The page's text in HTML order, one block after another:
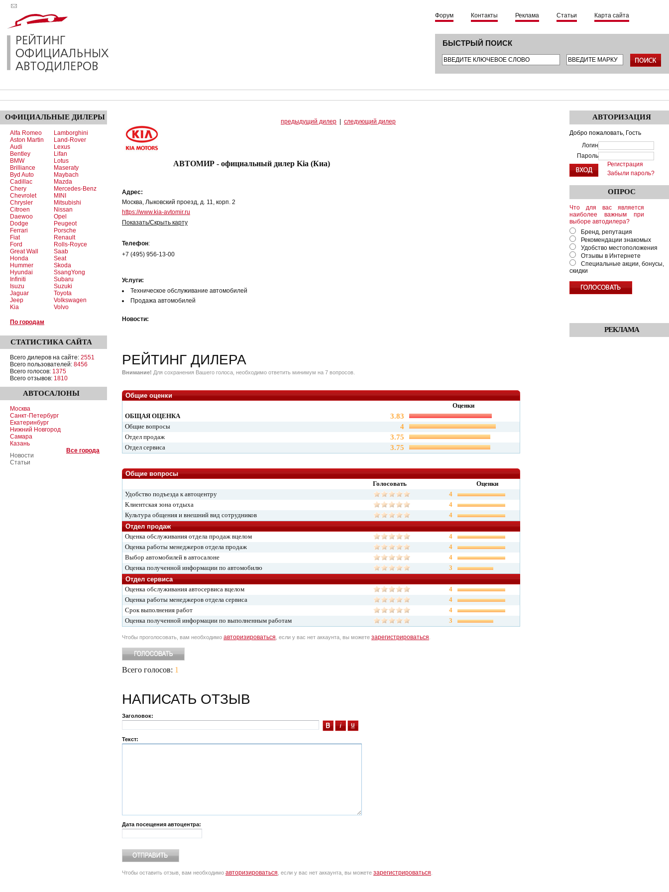
Форум Контакты Реклама Статьи Карта сайта
БЫСТРЫЙ ПОИСК
ОФИЦИАЛЬНЫЕ ДИЛЕРЫ
Alfa Romeo
Aston Martin
Audi
Bentley
BMW
Brilliance
Byd Auto
Cadillac
Chery
Chevrolet
Chrysler
Citroen
Daewoo
Dodge
Ferrari
Fiat
Ford
Great Wall
Honda
Hummer
Hyundai
Infiniti
Isuzu
Jaguar
Jeep
Kia
Lamborghini
Land-Rover
Lexus
Lifan
Lotus
Maseraty
Maybach
Mazda
Mercedes-Benz
MINI
Mitsubishi
Nissan
Opel
Peugeot
Porsche
Renault
Rolls-Royce
Saab
Seat
Skoda
SsangYong
Subaru
Suzuki
Toyota
Volkswagen
Volvo
По городам
СТАТИСТИКА САЙТА
Всего дилеров на сайте: 2551
Всего пользователей: 8456
Всего голосов: 1375
Всего отзывов: 1810
АВТОСАЛОНЫ
Москва
Санкт-Петербург
Екатеринбург
Нижний Новгород
Самара
Казань
Все города
Новости
Статьи
АВТОРИЗАЦИЯ
Добро пожаловать, Гость
Логин
Пароль
Регистрация
Забыли пароль?
ОПРОС
Что для вас является
наиболее важным при
выборе автодилера?
Бренд, репутация
Рекомендации знакомых
Удобство местоположения
Отзывы в Интернете
Специальные акции, бонусы,
скидки
РЕКЛАМА
предыдущий дилер следующий дилер
АВТОМИР - официальный дилер Kia (Киа)
Адрес:
Москва, Лыковский проезд, д. 11, корп. 2
https://www.kia-avtomir.ru
Показать/Скрыть карту
Телефон:
+7 (495) 956-13-00
Услуги:
Техническое обслуживание автомобилей
Продажа автомобилей
Новости:
РЕЙТИНГ ДИЛЕРА
Внимание! Для сохранения Вашего голоса, необходимо ответить минимум на 7 вопросов.
Общие оценки
Оценки
ОБЩАЯ ОЦЕНКА
3.83
Общие вопросы 4
Отдел продаж 3.75
Отдел сервиса 3.75
Общие вопросы
Голосовать
Оценки
Удобство подъезда к автоцентру
4
Клиентская зона отдыха
4
Культура общения и внешний вид сотрудников
4
Отдел продаж
Оценка обслуживания отдела продаж вцелом
4
Оценка работы менеджеров отдела продаж
4
Выбор автомобилей в автосалоне
4
Оценка полученной информации по автомобилю
3
Отдел сервиса
Оценка обслуживания автосервиса вцелом
4
Оценка работы менеджеров отдела сервиса
4
Срок выполнения работ
4
Оценка полученной информации по выполненным работам
3
Чтобы проголосовать, вам необходимо авторизироваться , если у вас нет аккаунта, вы можете зарегистрироваться
Всего голосов: 1
НАПИСАТЬ ОТЗЫВ
Заголовок:
Текст:
Дата посещения автоцентра:
Чтобы оставить отзыв, вам необходимо авторизироваться , если у вас нет аккаунта, вы можете зарегистрироваться